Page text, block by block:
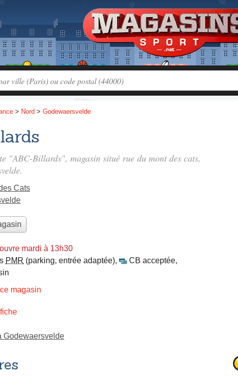
> Nord > Godewaersvelde
"ABC-Billards", magasin situé rue du mont des cats,
Cats
mardi à 13h30
PMR (parking, entrée adaptée), CB acceptée,
magasin
Godewaersvelde